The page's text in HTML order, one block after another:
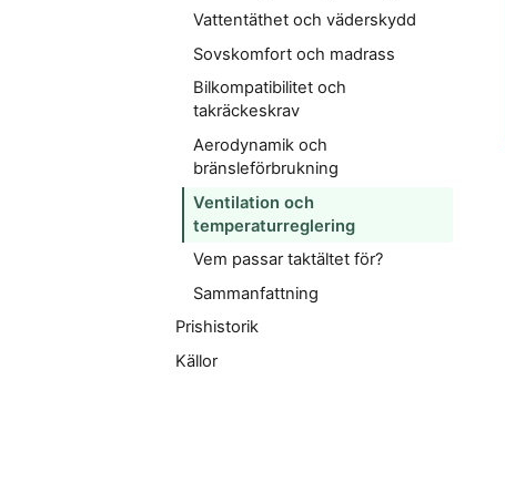
Vattentäthet och väderskydd
Sovskomfort och madrass
Bilkompatibilitet och
takräckeskrav
Aerodynamik och
bränsleförbrukning
Ventilation och
temperaturreglering
Vem passar taktältet för?
Sammanfattning
Prishistorik
Källor